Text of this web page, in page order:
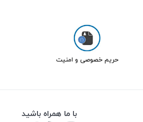
حریم خصوصی و امنیت
با ما همراه باشید